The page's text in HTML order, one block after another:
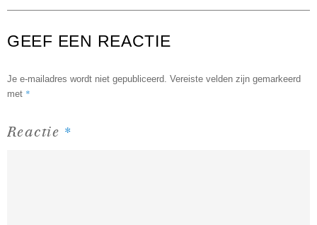
GEEF EEN REACTIE
Je e-mailadres wordt niet gepubliceerd. Vereiste velden zijn gemarkeerd
met *
Reactie *